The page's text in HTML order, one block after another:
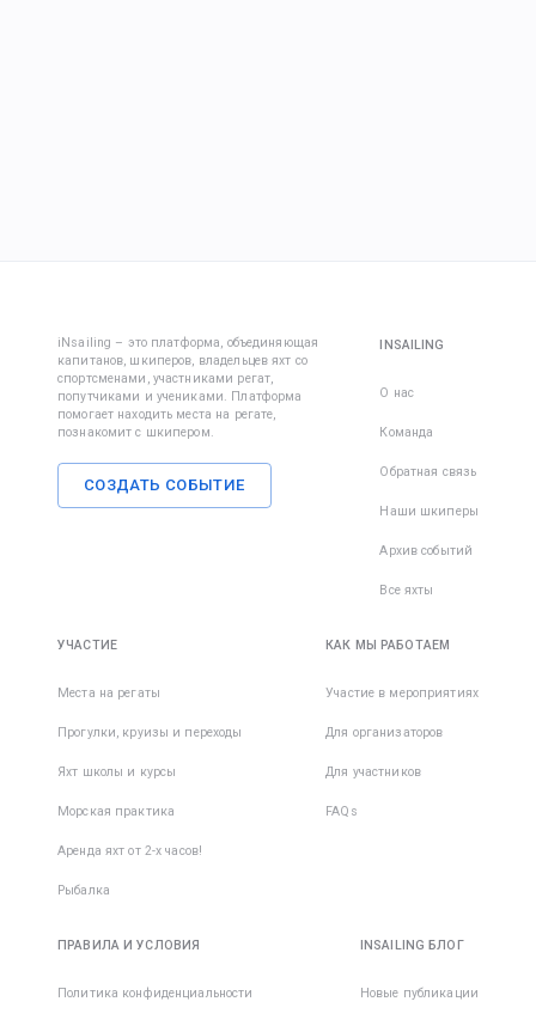
iNsailing – это платформа, объединяющая
капитанов, шкиперов, владельцев яхт со
спортсменами, участниками регат,
попутчиками и учениками. Платформа
помогает находить места на регате,
познакомит с шкипером.
СОЗДАТЬ СОБЫТИЕ
INSAILING
О нас
Команда
Обратная связь
Наши шкиперы
Архив событий
Все яхты
УЧАСТИЕ
Места на регаты
Прогулки, круизы и переходы
Яхт школы и курсы
Морская практика
Аренда яхт от 2-х часов!
Рыбалка
КАК МЫ РАБОТАЕМ
Участие в мероприятиях
Для организаторов
Для участников
FAQs
ПРАВИЛА И УСЛОВИЯ
Политика конфиденциальности
INSAILING БЛОГ
Новые публикации